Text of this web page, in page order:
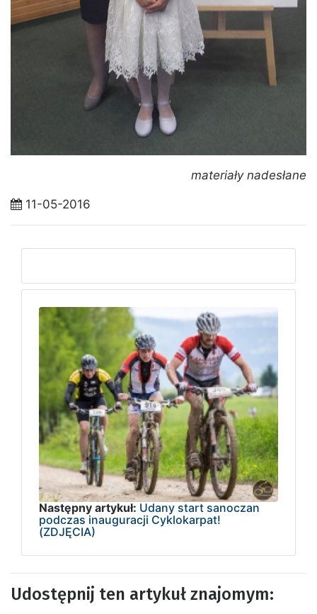
materiały nadesłane
11-05-2016
Następny artykuł: Udany start sanoczan
podczas inauguracji Cyklokarpat!
(ZDJĘCIA)
Udostępnij ten artykuł znajomym: